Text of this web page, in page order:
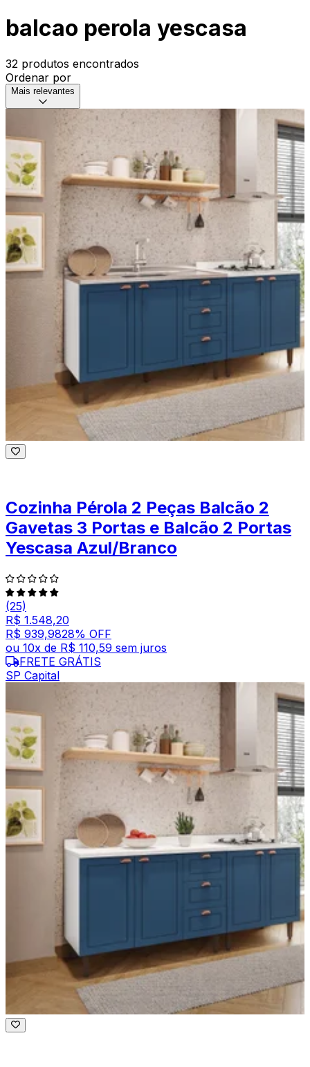
balcao perola yescasa
32 produtos encontrados
Ordenar por
Mais relevantes
Cozinha Pérola 2 Peças Balcão 2
Gavetas 3 Portas e Balcão 2 Portas
Yescasa Azul/Branco
(25)
R$ 1.548,20
R$ 939,9828% OFF
ou 10x de R$ 110,59 sem juros
FRETE GRÁTIS
SP Capital